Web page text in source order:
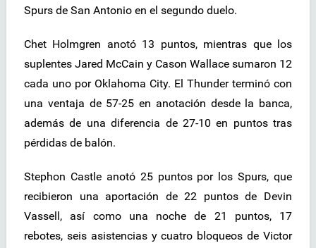
Spurs de San Antonio en el segundo duelo.
Chet Holmgren anotó 13 puntos, mientras que los
suplentes Jared McCain y Cason Wallace sumaron 12
cada uno por Oklahoma City. El Thunder terminó con
una ventaja de 57-25 en anotación desde la banca,
además de una diferencia de 27-10 en puntos tras
pérdidas de balón.
Stephon Castle anotó 25 puntos por los Spurs, que
recibieron una aportación de 22 puntos de Devin
Vassell, así como una noche de 21 puntos, 17
rebotes, seis asistencias y cuatro bloqueos de Victor